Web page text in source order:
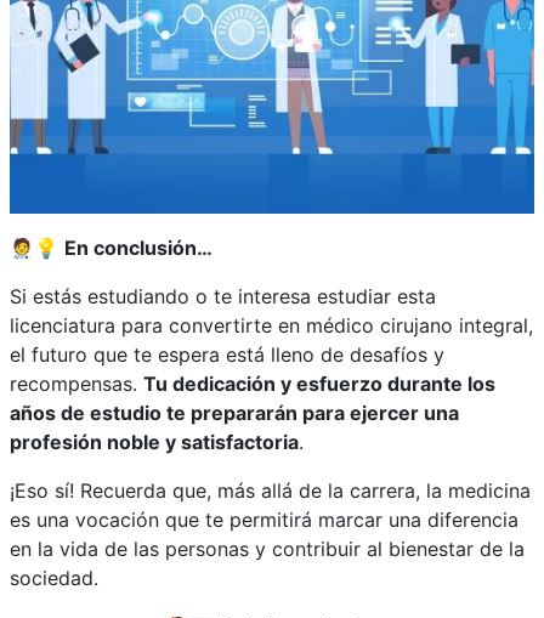
🧑‍⚕️💡 En conclusión…
Si estás estudiando o te interesa estudiar esta
licenciatura para convertirte en médico cirujano integral,
el futuro que te espera está lleno de desafíos y
recompensas. Tu dedicación y esfuerzo durante los
años de estudio te prepararán para ejercer una
profesión noble y satisfactoria.
¡Eso sí! Recuerda que, más allá de la carrera, la medicina
es una vocación que te permitirá marcar una diferencia
en la vida de las personas y contribuir al bienestar de la
sociedad.